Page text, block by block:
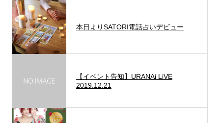
本日よりSATORI電話占いデビュー
【イベント告知】URANAi LiVE
2019.12.21